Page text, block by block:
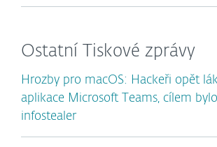
Ostatní Tiskové zprávy
Hrozby pro macOS: Hackeři opět
aplikace Microsoft Teams, cílem
infostealer